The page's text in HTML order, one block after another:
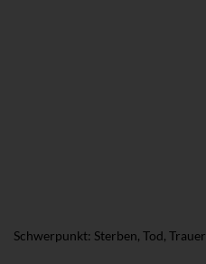
Schwerpunkt: Sterben, Tod, Trauer